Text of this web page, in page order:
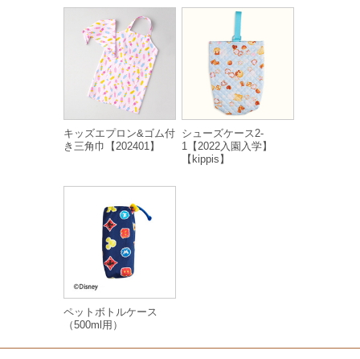
キッズエプロン&ゴム付
き三角巾【202401】
シューズケース2-
1【2022入園入学】
【kippis】
ペットボトルケース
（500ml用）